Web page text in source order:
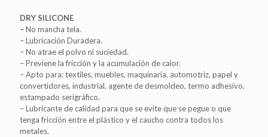
DRY SILICONE
– No mancha tela.
– Lubricación Duradera.
– No atrae el polvo ni suciedad.
– Previene la fricción y la acumulación de calor.
– Apto para: textiles, muebles, maquinaria, automotriz, papel y
convertidores, industrial, agente de desmoldeo, termo adhesivo,
estampado serigráfico.
– Lubricante de calidad para que se evite que se pegue o que
tenga fricción entre el plástico y el caucho contra todos los
metales.